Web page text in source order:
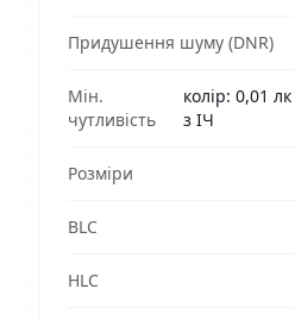
Придушення шуму (DNR)
Мін.
чутливість
колір: 0,01
з ІЧ
Розміри
BLC
HLC